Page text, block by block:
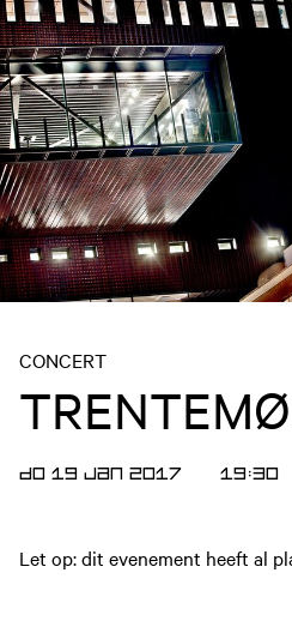
CONCERT
DO 19 JAN 2017 19:30
Let op: dit evenement heeft al